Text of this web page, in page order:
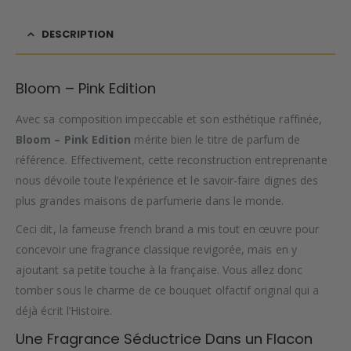
DESCRIPTION
Bloom – Pink Edition
Avec sa composition impeccable et son esthétique raffinée,
Bloom – Pink Edition mérite bien le titre de parfum de
référence. Effectivement, cette reconstruction entreprenante
nous dévoile toute l’expérience et le savoir-faire dignes des
plus grandes maisons de parfumerie dans le monde.
Ceci dit, la fameuse french brand a mis tout en œuvre pour
concevoir une fragrance classique revigorée, mais en y
ajoutant sa petite touche à la française. Vous allez donc
tomber sous le charme de ce bouquet olfactif original qui a
déjà écrit l’Histoire.
Une Fragrance Séductrice Dans un Flacon